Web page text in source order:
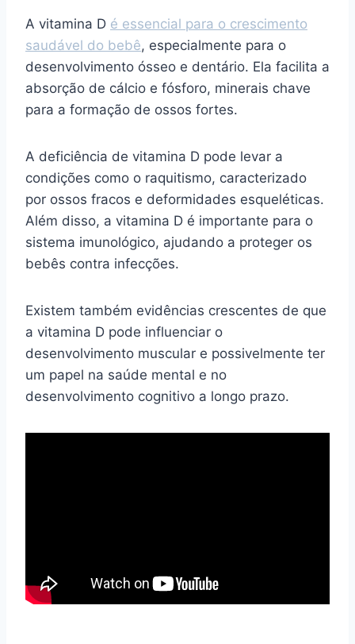
A vitamina D é essencial para o crescimento
saudável do bebê, especialmente para o
desenvolvimento ósseo e dentário. Ela facilita a
absorção de cálcio e fósforo, minerais chave
para a formação de ossos fortes.
A deficiência de vitamina D pode levar a
condições como o raquitismo, caracterizado
por ossos fracos e deformidades esqueléticas.
Além disso, a vitamina D é importante para o
sistema imunológico, ajudando a proteger os
bebês contra infecções.
Existem também evidências crescentes de que
a vitamina D pode influenciar o
desenvolvimento muscular e possivelmente ter
um papel na saúde mental e no
desenvolvimento cognitivo a longo prazo.